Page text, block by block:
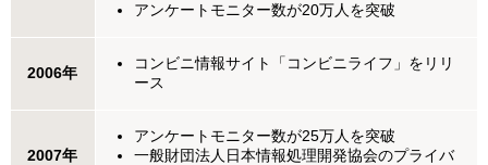
アンケートモニター数が20万人を突破
2006年
コンビニ情報サイト「コンビニライフ」をリリ
ース
2007年
アンケートモニター数が25万人を突破
一般財団法人日本情報処理開発協会のプライバ